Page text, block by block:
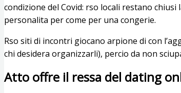
condizione del Covid: rso locali restano
personalita per come per una congerie.
Rso siti di incontri giocano arpione di con
chi desidera organizzarli), percio da non
Atto offre il ressa del dating